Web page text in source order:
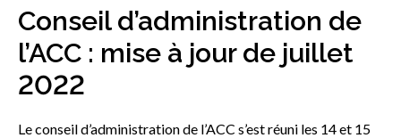
Conseil d’administration de
l’ACC : mise à jour de juillet
2022
Le conseil d’administration de l’ACC s’est réuni les 14 et 15